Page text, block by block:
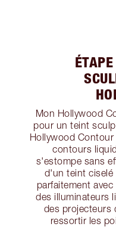
Mon Hollywood
pour un teint
Hollywood
contours
s'estompe sans
d'un teint ciselé
parfaitement
des illuminateurs
des projecteurs
ressortir les